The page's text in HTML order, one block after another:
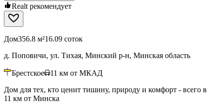
Realt рекомендует
Дом356.8 м²16.09 соток
д. Поповичи, ул. Тихая, Минский р-н, Минская область
Брестское 11 км от МКАД
Дом для тех, кто ценит тишину, природу и комфорт - всего в
11 км от Минска